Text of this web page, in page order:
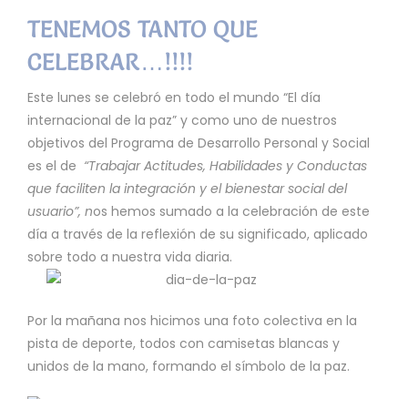
TENEMOS TANTO QUE
CELEBRAR…!!!!
Este lunes se celebró en todo el mundo “El día
internacional de la paz” y como uno de nuestros
objetivos del Programa de Desarrollo Personal y Social
es el de “Trabajar Actitudes, Habilidades y Conductas
que faciliten la integración y el bienestar social del
usuario”, nos hemos sumado a la celebración de este
día a través de la reflexión de su significado, aplicado
sobre todo a nuestra vida diaria.
Por la mañana nos hicimos una foto colectiva en la
pista de deporte, todos con camisetas blancas y
unidos de la mano, formando el símbolo de la paz.